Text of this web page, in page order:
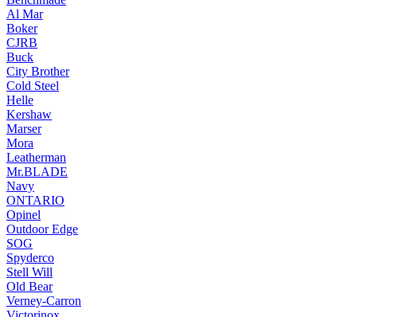
Al Mar
Boker
CJRB
Buck
City Brother
Cold Steel
Helle
Kershaw
Marser
Mora
Leatherman
Mr.BLADE
Navy
ONTARIO
Opinel
Outdoor Edge
SOG
Spyderco
Stell Will
Old Bear
Verney-Carron